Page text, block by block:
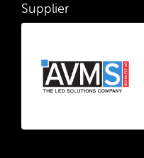
Supplier